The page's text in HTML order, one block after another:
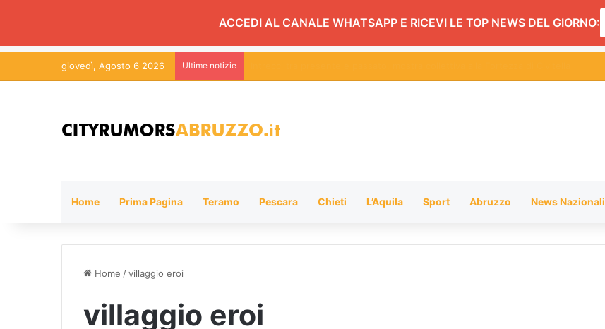
ACCEDI AL CANALE WHATSAPP E RICEVI LE TOP NEWS DEL GIORNO:
giovedì, Agosto 6 2026 Ultime notizie
Home Prima Pagina Teramo Pescara Chieti L’Aquila Sport Abruzzo News Nazionali
Home /villaggio eroi
villaggio eroi